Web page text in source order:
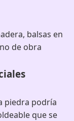
balsas en
de obra
piedra podría
que se